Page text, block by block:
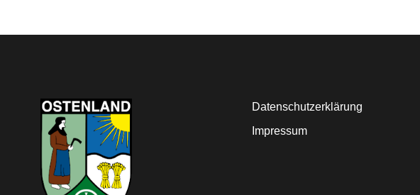
Datenschutzerklärung
Impressum